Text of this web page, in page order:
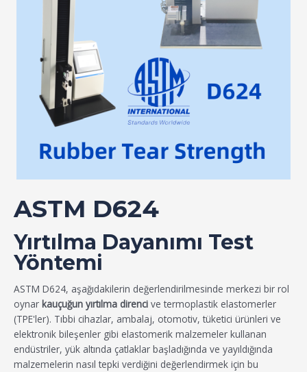
ASTM D624
Yırtılma Dayanımı Test
Yöntemi
ASTM D624, aşağıdakilerin değerlendirilmesinde merkezi bir rol
oynar kauçuğun yırtılma direnci ve termoplastik elastomerler
(TPE'ler). Tıbbi cihazlar, ambalaj, otomotiv, tüketici ürünleri ve
elektronik bileşenler gibi elastomerik malzemeler kullanan
endüstriler, yük altında çatlaklar başladığında ve yayıldığında
malzemelerin nasıl tepki verdiğini değerlendirmek için bu